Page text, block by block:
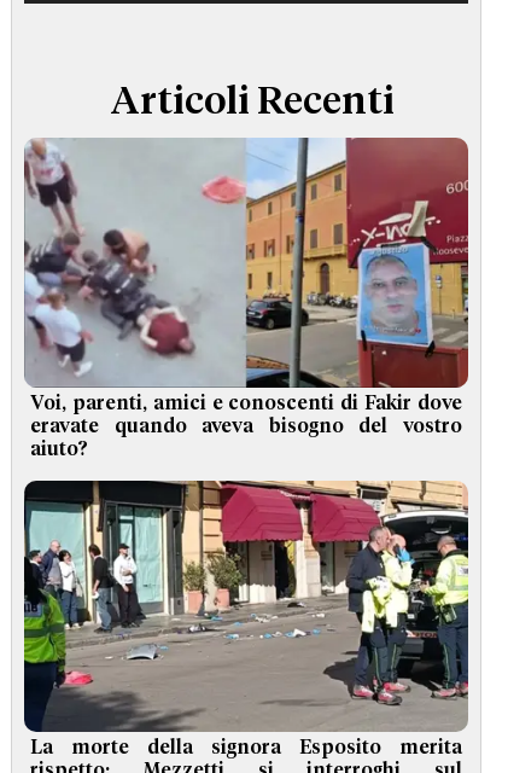
Articoli Recenti
Voi, parenti, amici e conoscenti di Fakir dove
eravate quando aveva bisogno del vostro
aiuto?
La morte della signora Esposito merita